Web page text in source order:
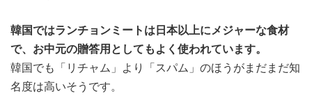
韓国ではランチョンミートは日本以上にメジャーな食材
で、お中元の贈答用としてもよく使われています。
韓国でも「リチャム」より「スパム」のほうがまだまだ知
名度は高いそうです。